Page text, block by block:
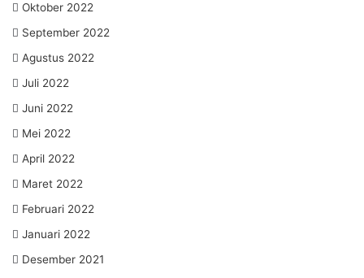
Oktober 2022
September 2022
Agustus 2022
Juli 2022
Juni 2022
Mei 2022
April 2022
Maret 2022
Februari 2022
Januari 2022
Desember 2021